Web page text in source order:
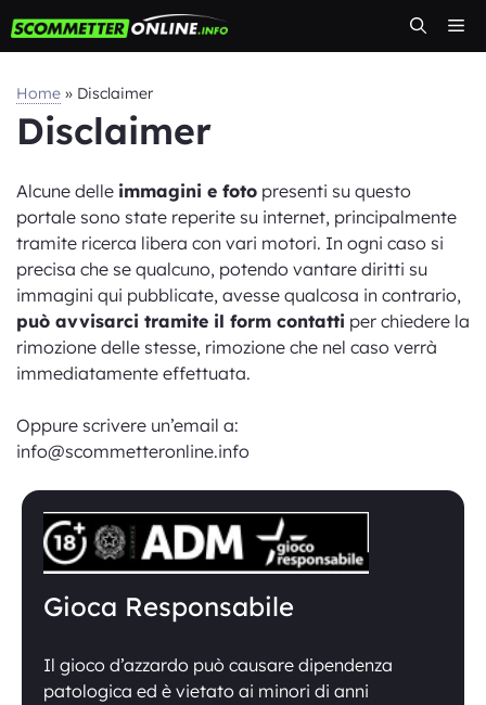
al
Home » Disclaimer
Disclaimer
Alcune delle immagini e foto presenti su questo
portale sono state reperite su internet, principalmente
tramite ricerca libera con vari motori. In ogni caso si
precisa che se qualcuno, potendo vantare diritti su
immagini qui pubblicate, avesse qualcosa in contrario,
può avvisarci tramite il form contatti per chiedere la
rimozione delle stesse, rimozione che nel caso verrà
immediatamente effettuata.
Oppure scrivere un’email a:
info@scommetteronline.info
Gioca Responsabile
Il gioco d’azzardo può causare dipendenza
patologica ed è vietato ai minori di anni